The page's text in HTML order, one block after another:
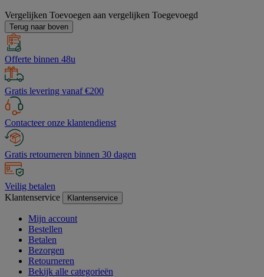
Vergelijken Toevoegen aan vergelijken Toegevoegd
Terug naar boven
Offerte binnen 48u
Gratis levering vanaf €200
Contacteer onze klantendienst
Gratis retourneren binnen 30 dagen
Veilig betalen
Klantenservice
Klantenservice
Mijn account
Bestellen
Betalen
Bezorgen
Retourneren
Bekijk alle categorieën